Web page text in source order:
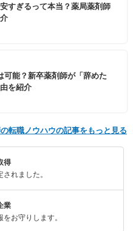
すぎるって本当？薬局薬剤師
可能？新卒薬剤師が「辞めた
を紹介
転職ノウハウの記事をもっと見る
得
れました。
業
お守りします。